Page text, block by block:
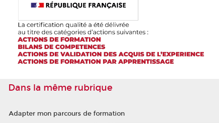
Dans la même rubrique
Adapter mon parcours de formation